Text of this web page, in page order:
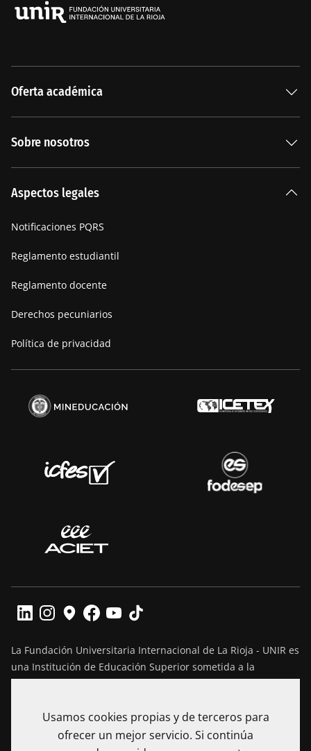
Oferta académica
Sobre nosotros
Manifiesto
Aspectos legales
Notificaciones PQRS
Reglamento estudiantil
Reglamento docente
Derechos pecuniarios
Política de privacidad
La Fundación Universitaria Internacional de La Rioja - UNIR es
una Institución de Educación Superior sometida a la
inspección y vigilancia del Ministerio de Educación Nacional
mediante Resolución No. 13130 del 7 de julio de 2017
expedida por el Ministerio de Educación Nacional.
Usamos cookies propias y de terceros para
ofrecer un mejor servicio. Si continúa